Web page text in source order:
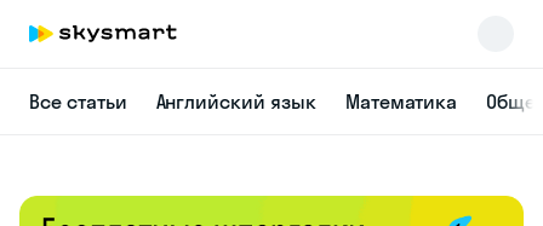
Все статьи Английский язык Математика